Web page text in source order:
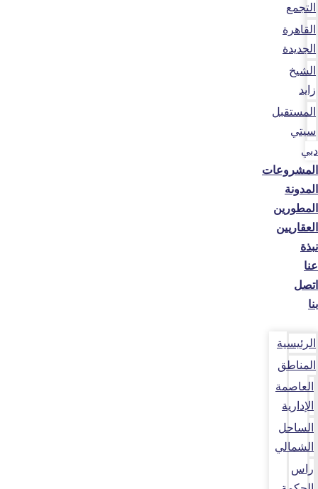
التجمع
القاهرة
الجديدة
الشيخ
زايد
المستقبل
سيتي
دبي
المشروعات
المدونة
المطورين
العقاريين
نبذة
عنا
اتصل
بنا
الرئيسية
المناطق
العاصمة
الإدارية
الساحل
الشمالي
راس